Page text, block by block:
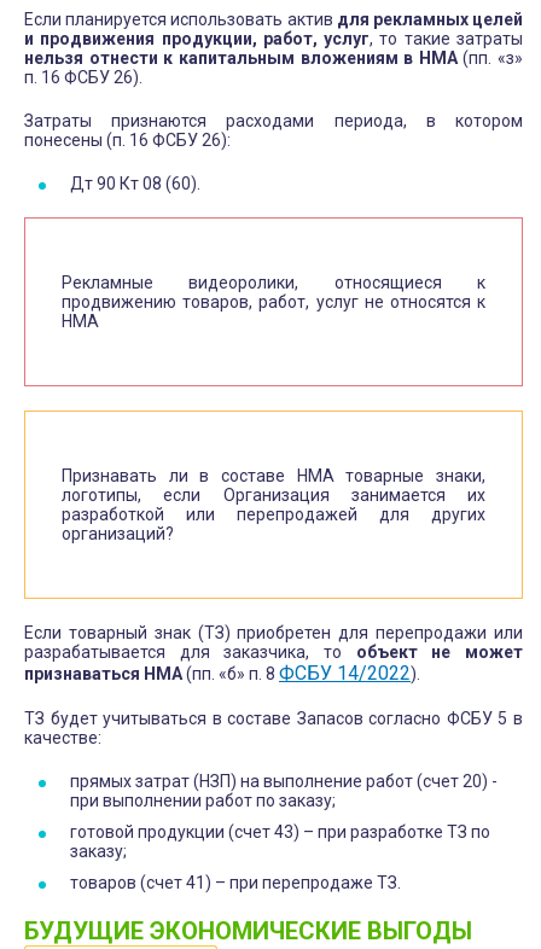
Если планируется использовать актив для рекламных целей
и продвижения продукции, работ, услуг, то такие затраты
нельзя отнести к капитальным вложениям в НМА(пп. «з»
п. 16 ФСБУ 26).
Затраты признаются расходами периода, в котором
понесены (п. 16 ФСБУ 26):
Дт 90 Кт 08 (60).
Рекламные видеоролики, относящиеся к
продвижению товаров, работ, услуг не относятся к
НМА
Признавать ли в составе НМА товарные знаки,
логотипы, если Организация занимается их
разработкой или перепродажей для других
организаций?
Если товарный знак (ТЗ) приобретен для перепродажи или
разрабатывается для заказчика, то объект не может
признаваться НМА(пп. «б» п. 8 ФСБУ 14/2022).
ТЗ будет учитываться в составе Запасов согласно ФСБУ 5 в
качестве:
прямых затрат (НЗП) на выполнение работ (счет 20) -
при выполнении работ по заказу;
готовой продукции (счет 43) – при разработке ТЗ по
заказу;
товаров (счет 41) – при перепродаже ТЗ.
БУДУЩИЕ ЭКОНОМИЧЕСКИЕ ВЫГОДЫ